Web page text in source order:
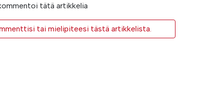
tätä artikkelia
tai mielipiteesi tästä artikkelista.